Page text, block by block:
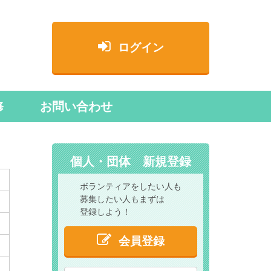
ログイン
お問い合わせ
個人・団体 新規登録
ボランティアをしたい人も
募集したい人もまずは
登録しよう！
会員登録